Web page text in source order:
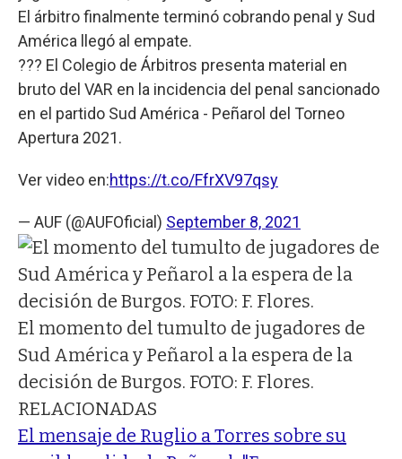
El árbitro finalmente terminó cobrando penal y Sud
América llegó al empate.
??? El Colegio de Árbitros presenta material en
bruto del VAR en la incidencia del penal sancionado
en el partido Sud América - Peñarol del Torneo
Apertura 2021.
Ver video en:https://t.co/FfrXV97qsy
— AUF (@AUFOficial) September 8, 2021
El momento del tumulto de jugadores de
Sud América y Peñarol a la espera de la
decisión de Burgos. FOTO: F. Flores.
RELACIONADAS
El mensaje de Ruglio a Torres sobre su